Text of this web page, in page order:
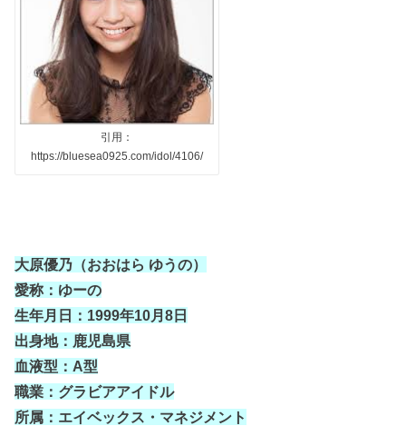
引用：
https://bluesea0925.com/idol/4106/
大原優乃（おおはら ゆうの）
愛称：ゆーの
生年月日： 1999年10月8日
出身地：鹿児島県
血液型： A型
職業：グラビアアイドル
所属：エイベックス・マネジメント